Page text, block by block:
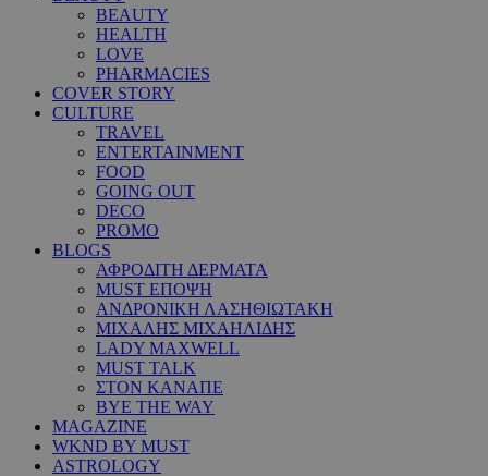
BEAUTY
HEALTH
LOVE
PHARMACIES
COVER STORY
CULTURE
TRAVEL
ENTERTAINMENT
FOOD
GOING OUT
DECO
PROMO
BLOGS
ΑΦΡΟΔΙΤΗ ΔΕΡΜΑΤΑ
MUST ΕΠΟΨΗ
ΑΝΔΡΟΝΙΚΗ ΛΑΣΗΘΙΩΤΑΚΗ
ΜΙΧΑΛΗΣ ΜΙΧΑΗΛΙΔΗΣ
LADY MAXWELL
MUST TALK
ΣΤΟΝ ΚΑΝΑΠΕ
BYE THE WAY
MAGAZINE
WKND BY MUST
ASTROLOGY